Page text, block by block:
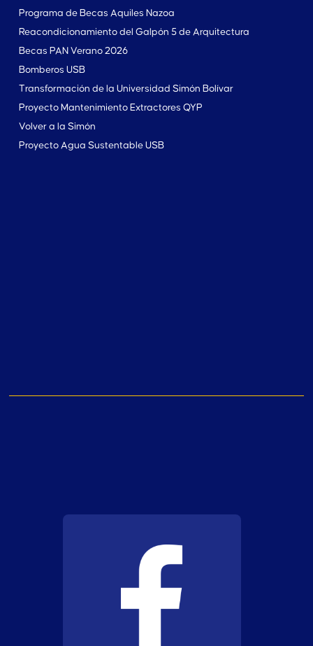
Programa de Becas Aquiles Nazoa
Reacondicionamiento del Galpón 5 de Arquitectura
Becas PAN Verano 2026
Bomberos USB
Transformación de la Universidad Simón Bolívar
Proyecto Mantenimiento Extractores QYP
Volver a la Simón
Proyecto Agua Sustentable USB